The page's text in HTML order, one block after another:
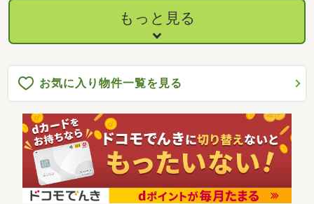
もっと見る
お気に入り物件一覧を見る